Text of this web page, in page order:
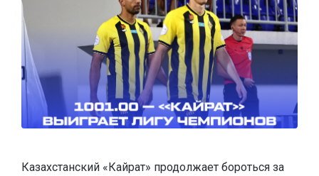
Казахстанский «Кайрат» продолжает бороться за